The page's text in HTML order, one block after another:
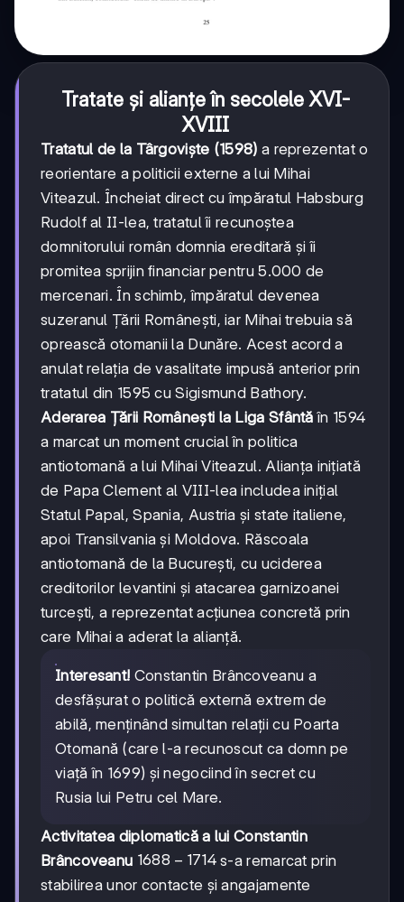
Tratate și alianțe în secolele XVI-
XVIII
Tratatul de la Târgoviște (1598) a reprezentat o
reorientare a politicii externe a lui Mihai
Viteazul. Încheiat direct cu împăratul Habsburg
Rudolf al II-lea, tratatul îi recunoștea
domnitorului român domnia ereditară și îi
promitea sprijin financiar pentru 5.000 de
mercenari. În schimb, împăratul devenea
suzeranul Țării Românești, iar Mihai trebuia să
oprească otomanii la Dunăre. Acest acord a
anulat relația de vasalitate impusă anterior prin
tratatul din 1595 cu Sigismund Bathory.
Aderarea Țării Românești la Liga Sfântă în 1594
a marcat un moment crucial în politica
antiotomană a lui Mihai Viteazul. Alianța inițiată
de Papa Clement al VIII-lea includea inițial
Statul Papal, Spania, Austria și state italiene,
apoi Transilvania și Moldova. Răscoala
antiotomană de la București, cu uciderea
creditorilor levantini și atacarea garnizoanei
turcești, a reprezentat acțiunea concretă prin
care Mihai a aderat la alianță.
Interesant! Constantin Brâncoveanu a
desfășurat o politică externă extrem de
abilă, menținând simultan relații cu Poarta
Otomană (care l-a recunoscut ca domn pe
viață în 1699) și negociind în secret cu
Rusia lui Petru cel Mare.
Activitatea diplomatică a lui Constantin
Brâncoveanu 1688-
1714
1688 − 1714s-a remarcat prin
stabilirea unor contacte și angajamente